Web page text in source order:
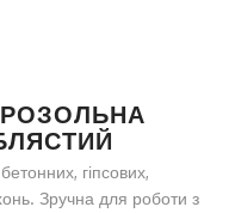
гіпсових,
Зручна для роботи з